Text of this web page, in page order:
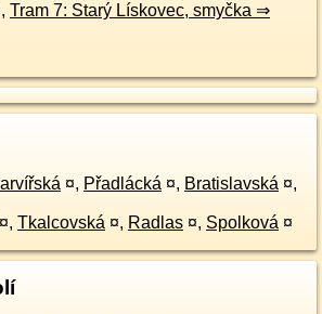
, Tram 7: Starý Lískovec, smyčka ⇒
¤, Přadlácká ¤, Bratislavská ¤,
¤, Tkalcovská ¤, Radlas ¤, Spolková ¤